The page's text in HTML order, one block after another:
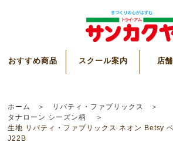
おすすめ商品 スクール案内 店
ホーム
リバティ・ファブリックス
タナローン シーズン柄
生地 リバティ・ファブリックス ネオン Betsy
J22B